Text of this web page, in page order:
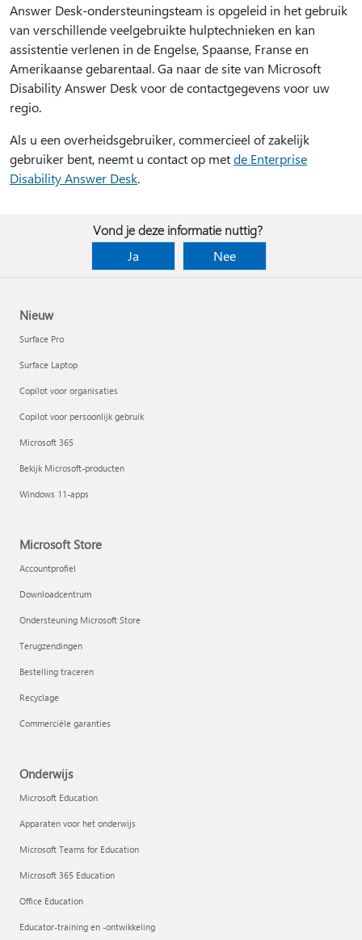
Answer Desk-ondersteuningsteam is opgeleid in het gebruik
van verschillende veelgebruikte hulptechnieken en kan
assistentie verlenen in de Engelse, Spaanse, Franse en
Amerikaanse gebarentaal. Ga naar de site van Microsoft
Disability Answer Desk voor de contactgegevens voor uw
regio.
Als u een overheidsgebruiker, commercieel of zakelijk
gebruiker bent, neemt u contact op metde Enterprise
Disability Answer Desk.
Vond je deze informatie nuttig?
Ja
Nee
Nieuw
Surface Pro
Surface Laptop
Copilot voor organisaties
Copilot voor persoonlijk gebruik
Microsoft 365
Bekijk Microsoft-producten
Windows 11-apps
Microsoft Store
Accountprofiel
Downloadcentrum
Ondersteuning Microsoft Store
Terugzendingen
Bestelling traceren
Recyclage
Commerciële garanties
Onderwijs
Microsoft Education
Apparaten voor het onderwijs
Microsoft Teams for Education
Microsoft 365 Education
Office Education
Educator-training en -ontwikkeling